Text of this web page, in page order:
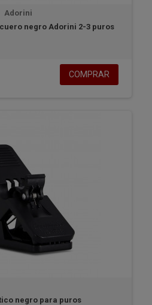
Adorini
negro Adorini 2-3 puros
COMPRAR
negro para puros